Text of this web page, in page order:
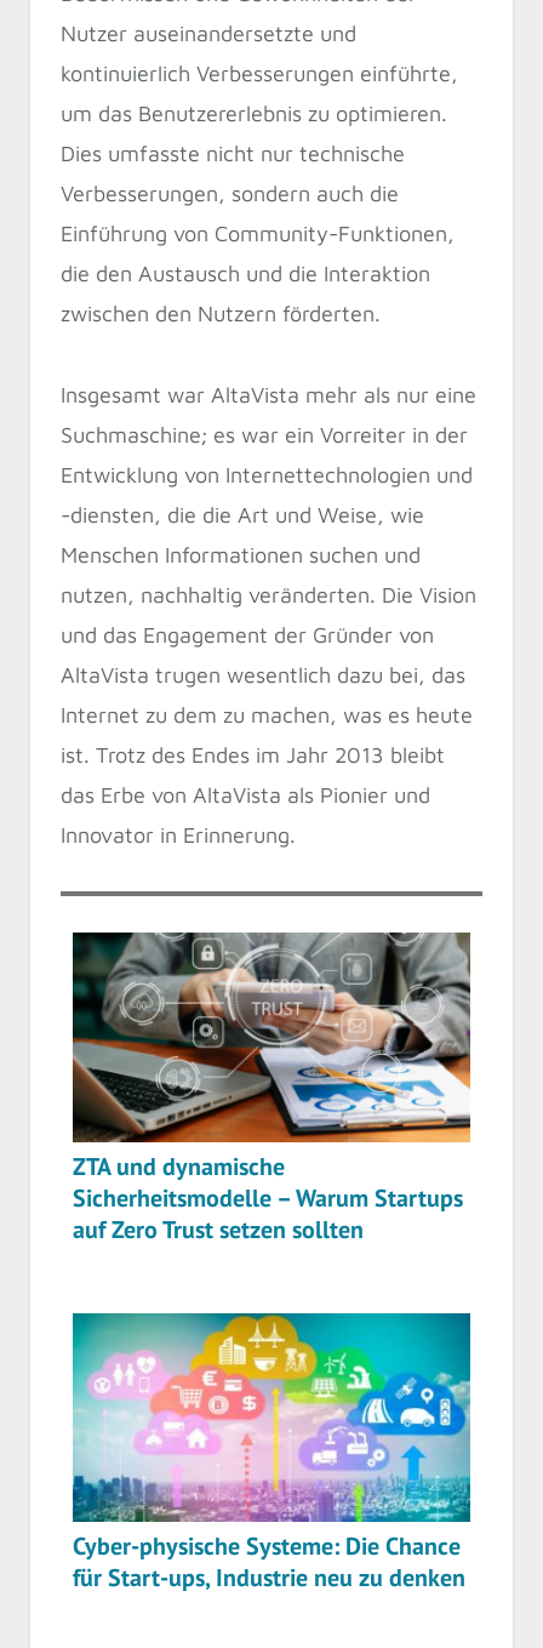
Nutzer auseinandersetzte und
kontinuierlich Verbesserungen einführte,
um das Benutzererlebnis zu optimieren.
Dies umfasste nicht nur technische
Verbesserungen, sondern auch die
Einführung von Community-Funktionen,
die den Austausch und die Interaktion
zwischen den Nutzern förderten.
Insgesamt war AltaVista mehr als nur eine
Suchmaschine; es war ein Vorreiter in der
Entwicklung von Internettechnologien und
-diensten, die die Art und Weise, wie
Menschen Informationen suchen und
nutzen, nachhaltig veränderten. Die Vision
und das Engagement der Gründer von
AltaVista trugen wesentlich dazu bei, das
Internet zu dem zu machen, was es heute
ist. Trotz des Endes im Jahr 2013 bleibt
das Erbe von AltaVista als Pionier und
Innovator in Erinnerung.
ZTA und dynamische
Sicherheitsmodelle – Warum Startups
auf Zero Trust setzen sollten
Cyber-physische Systeme: Die Chance
für Start-ups, Industrie neu zu denken